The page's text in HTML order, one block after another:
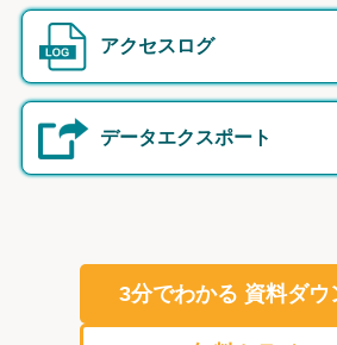
アクセスログ
データエクスポート
3分でわかる 資料ダウ